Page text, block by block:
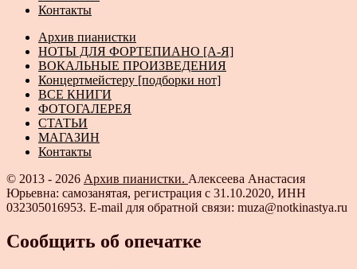
Контакты
Архив пианистки
НОТЫ ДЛЯ ФОРТЕПИАНО [А-Я]
ВОКАЛЬНЫЕ ПРОИЗВЕДЕНИЯ
Концертмейстеру [подборки нот]
ВСЕ КНИГИ
ФОТОГАЛЕРЕЯ
СТАТЬИ
МАГАЗИН
Контакты
© 2013 - 2026 Архив пианистки. Алексеева Анастасия
Юрьевна: самозанятая, регистрация с 31.10.2020, ИНН
032305016953. E-mail для обратной связи: muza@notkinastya.ru
Сообщить об опечатке